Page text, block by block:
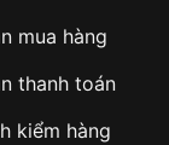
chóng
mong
mua hàng
thanh toán
kiểm hàng